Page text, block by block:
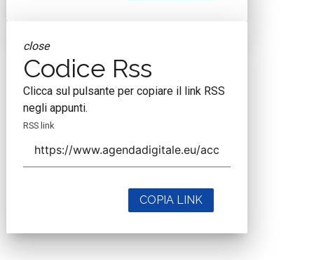
close
Codice Rss
Clicca sul pulsante per copiare il link RSS
negli appunti.
RSS link
COPIA LINK